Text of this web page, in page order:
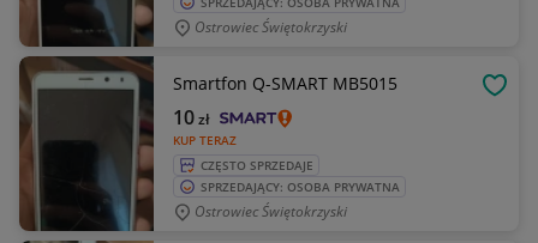
Ostrowiec Świętokrzyski
Smartfon Q-SMART MB5015
KUP TERAZ
10zł
CZĘSTO SPRZEDAJE
SPRZEDAJĄCY: OSOBA PRYWATNA
Ostrowiec Świętokrzyski